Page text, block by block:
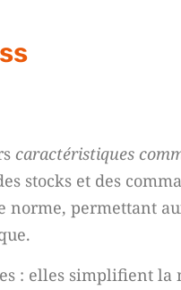
caractéristiques
stocks et des
norme, permettant
: elles simplifient la